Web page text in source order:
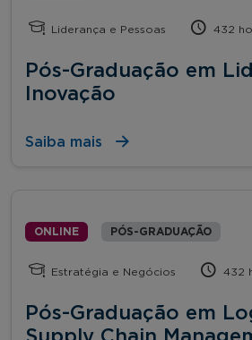
Liderança e Pessoas 432
Pós-Graduação em
Inovação
Saiba mais
ONLINE PÓS-GRADUAÇÃO
Estratégia e Negócios 432
Pós-Graduação em